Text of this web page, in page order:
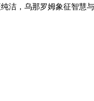
洁，乌那罗姆象征智慧